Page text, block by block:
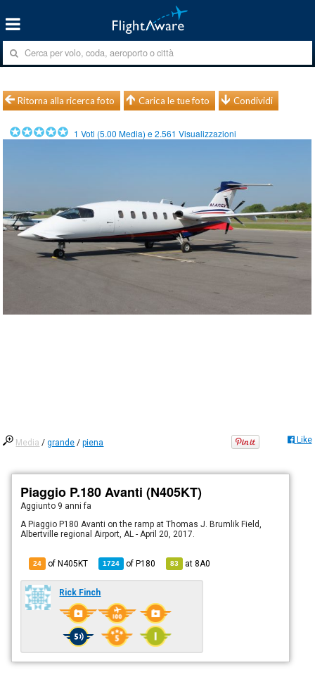
Ritorna alla ricerca foto Carica le tue foto Condividi
1 Voti (5.00 Media) e2.561 Visualizzazioni
Media /grande /piena Like
Piaggio P.180 Avanti (N405KT)
Aggiunto 9 anni fa
A Piaggio P180 Avanti on the ramp at Thomas J. Brumlik Field,
Albertville regional Airport, AL - April 20, 2017.
24 of N405KT 1724 ofP180 83 at8A0
Rick Finch